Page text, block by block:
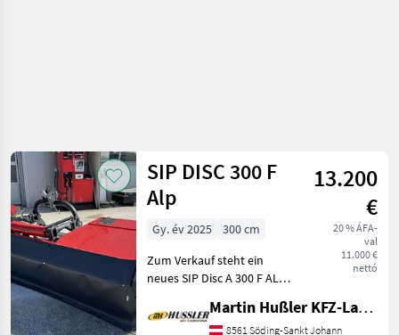
SIP DISC 300 F
Alp
13.200
€
20 % ÁFA-
val
11.000 €
nettó
Gy. év 2025
300 cm
Zum Verkauf steht ein
neues SIP Disc A 300 F ALP •
Entlastungsfedern • 7
Mähscheiben • 12 Messer •
Martin Hußler KFZ-Landtechnik
8561 Söding-Sankt Johann